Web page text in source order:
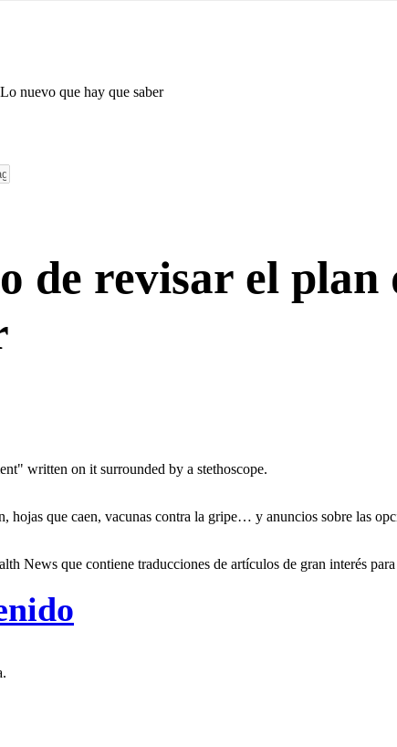
nuevo que hay que saber
de revisar el
hojas que caen, vacunas contra la gripe… y anuncios sobre las
News que contiene traducciones de artículos de gran interés